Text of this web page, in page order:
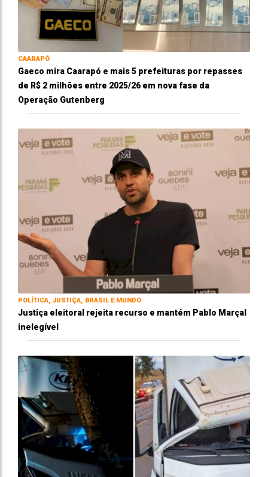
CAARAPÓ
Gaeco mira Caarapó e mais 5 prefeituras por repasses
de R$ 2 milhões entre 2025/26 em nova fase da
Operação Gutenberg
POLÍTICA, JUSTIÇA, BRASIL E MUNDO
Justiça eleitoral rejeita recurso e mantém Pablo Marçal
inelegível